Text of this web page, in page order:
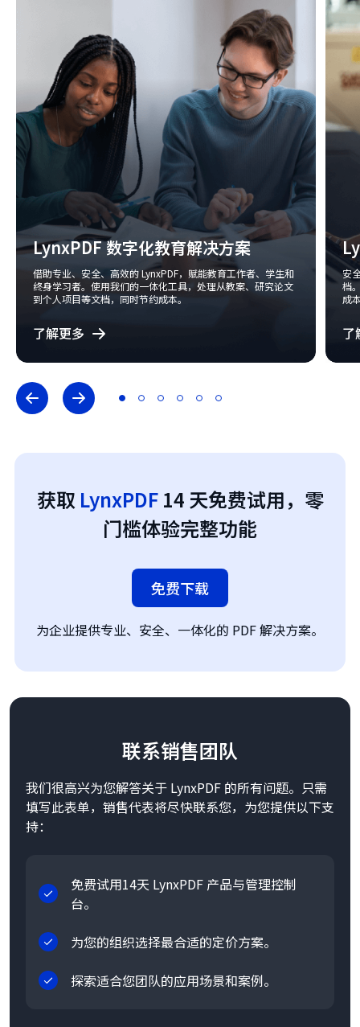
LynxPDF 数字化教育解决方案
借助专业、安全、高效的 LynxPDF，赋能教育工作者、学生和
终身学习者。使用我们的一体化工具，处理从教案、研究论文
到个人项目等文档，同时节约成本。
了解更多
安
档
成
了
获取 LynxPDF14 天免费试用，零
门槛体验完整功能
免费下载
为企业提供专业、安全、一体化的 PDF 解决方案。
联系销售团队
我们很高兴为您解答关于 LynxPDF 的所有问题。只需
填写此表单，销售代表将尽快联系您，为您提供以下支
持：
免费试用14天 LynxPDF 产品与管理控制
台。
为您的组织选择最合适的定价方案。
探索适合您团队的应用场景和案例。